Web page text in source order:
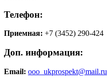
Телефон:
Приемная: +7 (3452) 290-424
Доп. информация:
Email: ooo_ukprospekt@mail.ru